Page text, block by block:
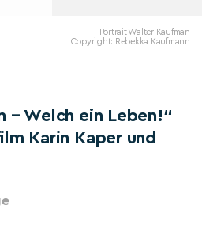
Portrait Walter Kaufman
Copyright: Rebekka Kaufmann
– Welch ein Leben!“
Karin Kaper und